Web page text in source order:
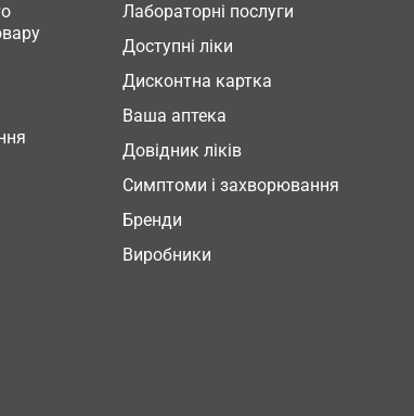
Лабораторні послуги
Доступні ліки
Дисконтна картка
Ваша аптека
Довідник ліків
Симптоми і захворювання
Бренди
Виробники